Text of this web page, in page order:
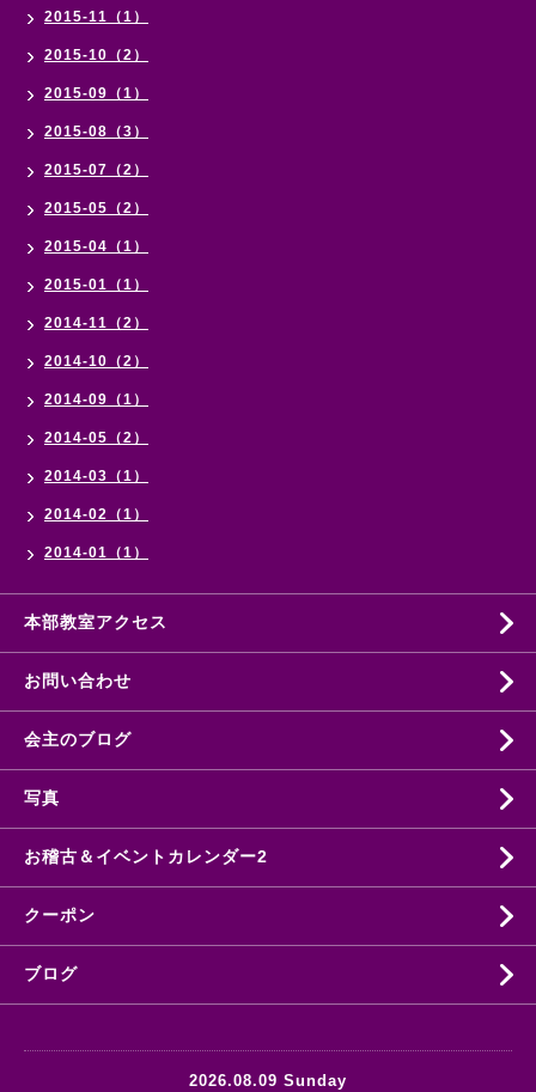
2015-11（1）
2015-10（2）
2015-09（1）
2015-08（3）
2015-07（2）
2015-05（2）
2015-04（1）
2015-01（1）
2014-11（2）
2014-10（2）
2014-09（1）
2014-05（2）
2014-03（1）
2014-02（1）
2014-01（1）
本部教室アクセス
お問い合わせ
会主のブログ
写真
お稽古＆イベントカレンダー2
クーポン
ブログ
2026.08.09 Sunday